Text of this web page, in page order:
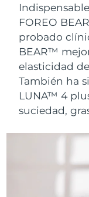
FOREO
probado
BEAR™
elasticidad
También ha
LUNA™ 4
suciedad,